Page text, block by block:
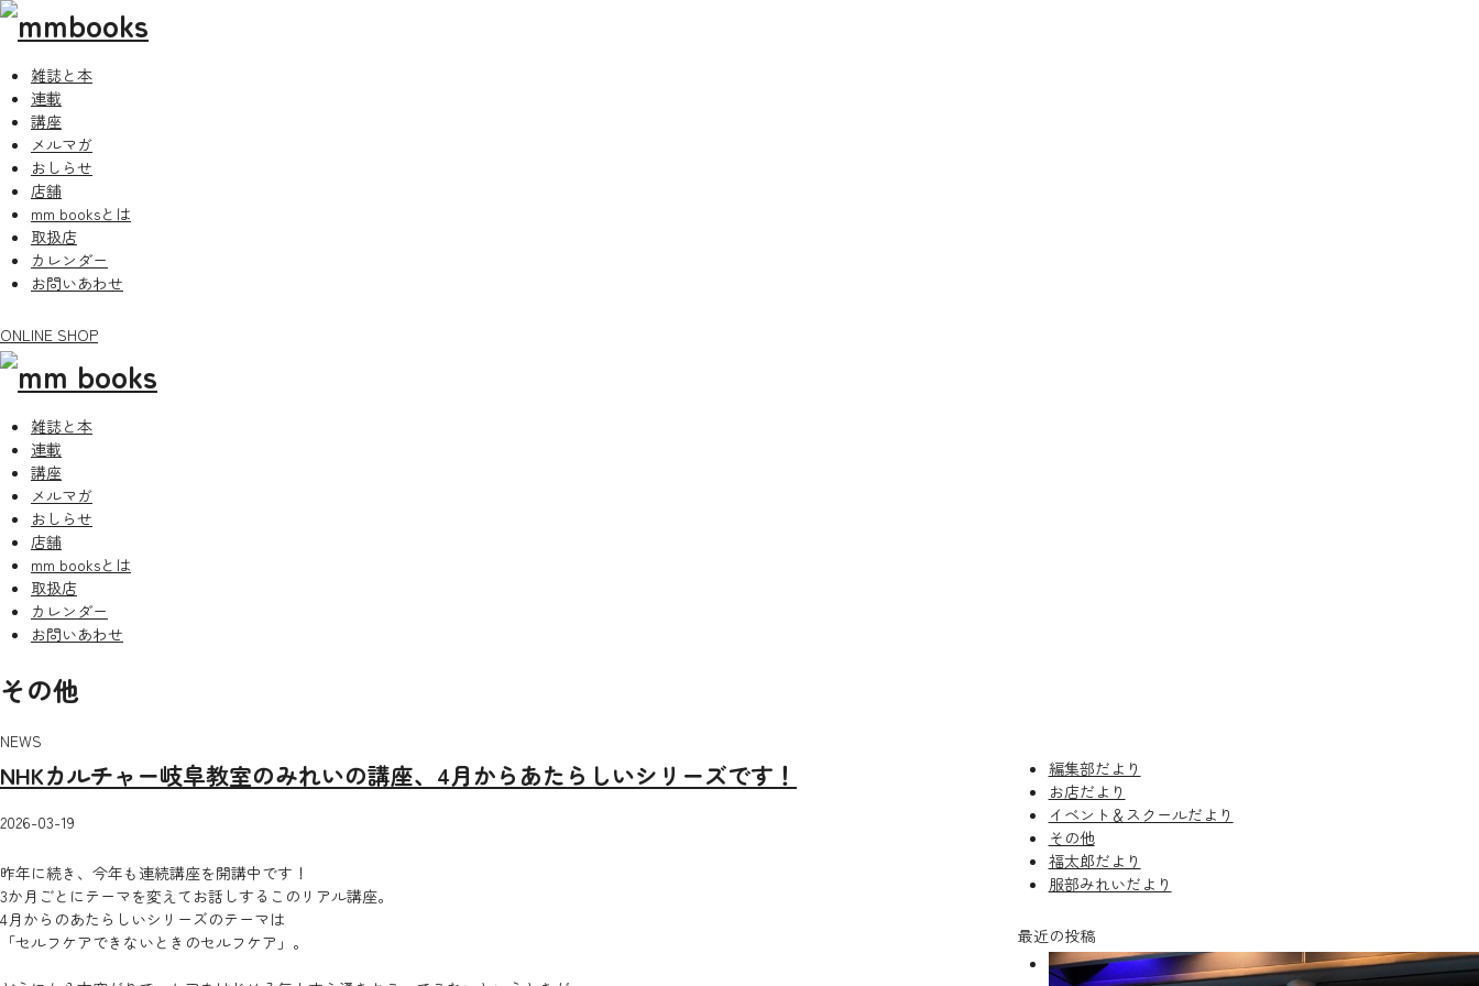
雑誌と本
連載
講座
メルマガ
おしらせ
店舗
mm booksとは
取扱店
カレンダー
お問いあわせ
ONLINE SHOP
雑誌と本
連載
講座
メルマガ
おしらせ
店舗
mm booksとは
取扱店
カレンダー
お問いあわせ
その他
NEWS
NHKカルチャー岐阜教室のみれいの講座、4月からあたらしいシリーズです！
2026-03-19
昨年に続き、今年も連続講座を開講中です！
3か月ごとにテーマを変えてお話しするこのリアル講座。
4月からのあたらしいシリーズのテーマは
「セルフケアできないときのセルフケア」。
編集部だより
お店だより
イベント＆スクールだより
その他
福太郎だより
服部みれいだより
最近の投稿